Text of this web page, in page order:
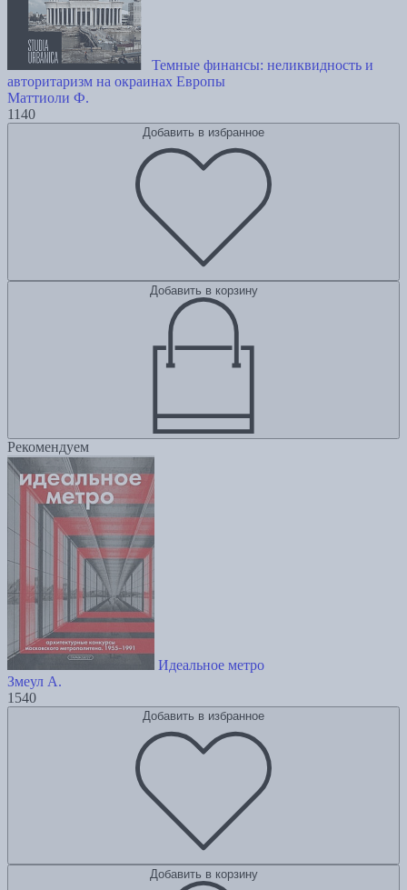
Темные финансы: неликвидность и
авторитаризм на окраинах Европы
Маттиоли Ф.
1140
Добавить в избранное
Добавить в корзину
Рекомендуем
Идеальное метро
Змеул А.
1540
Добавить в избранное
Добавить в корзину